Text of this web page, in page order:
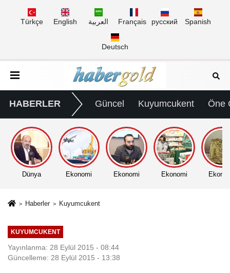
Türkçe English العربية Français русский Spanish
Deutsch
HABERLER Güncel Kuyumcukent Öne
Dünya Ekonomi Ekonomi Ekonomi
Haberler Kuyumcukent
KUYUMCUKENT
Yayınlanma: 28 Eylül 2015 - 08:44
Güncelleme: 28 Eylül 2015 - 13:38